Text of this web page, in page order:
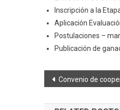
Inscripción a la
Aplicación
Postulaciones –
Publicación de
de
Convenio de cooperación entre AME y